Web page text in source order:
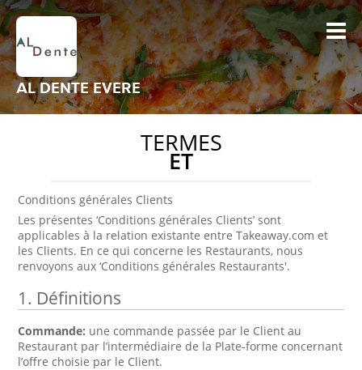
AL DENTE EVERE
TERMES
ET
Conditions générales Clients
Les présentes ‘Conditions générales Clients’ sont
applicables à la relation existante entre Takeaway.com et
les Clients. En ce qui concerne les Restaurants, nous
renvoyons aux ‘Conditions générales Restaurants'.
1. Définitions
Commande: une commande passée par le Client au
Restaurant par l’intermédiaire de la Plate-forme concernant
l’offre choisie par le Client.